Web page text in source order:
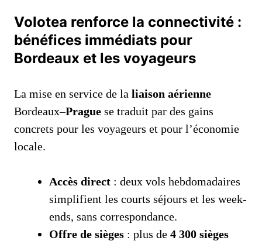
Volotea renforce la connectivité :
bénéfices immédiats pour
Bordeaux et les voyageurs
La mise en service de la liaison aérienne
Bordeaux–Prague se traduit par des gains
concrets pour les voyageurs et pour l’économie
locale.
Accès direct : deux vols hebdomadaires
simplifient les courts séjours et les week-
ends, sans correspondance.
Offre de sièges : plus de 4 300 sièges